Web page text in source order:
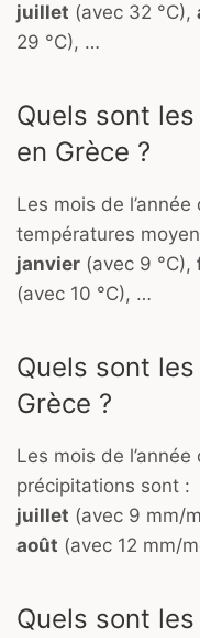
juillet (avec 32 °C),
29 °C), …
Quels sont
en Grèce ?
Les mois de
températures
janvier (avec 9 °C),
(avec 10 °C), …
Quels sont
Grèce ?
Les mois de
précipitations sont :
juillet (avec 9 mm/
août (avec 12 mm/
Quels sont